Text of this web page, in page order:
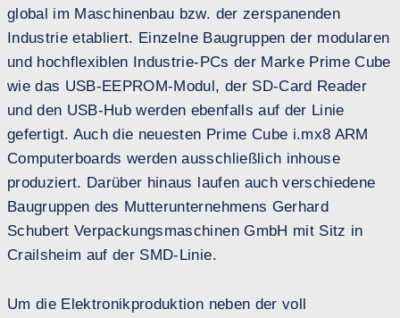
global im Maschinenbau bzw. der zerspanenden
Industrie etabliert. Einzelne Baugruppen der modularen
und hochflexiblen Industrie-PCs der Marke Prime Cube
wie das USB-EEPROM-Modul, der SD-Card Reader
und den USB-Hub werden ebenfalls auf der Linie
gefertigt. Auch die neuesten Prime Cube i.mx8 ARM
Computerboards werden ausschließlich inhouse
produziert. Darüber hinaus laufen auch verschiedene
Baugruppen des Mutterunternehmens Gerhard
Schubert Verpackungsmaschinen GmbH mit Sitz in
Crailsheim auf der SMD-Linie.
Um die Elektronikproduktion neben der voll